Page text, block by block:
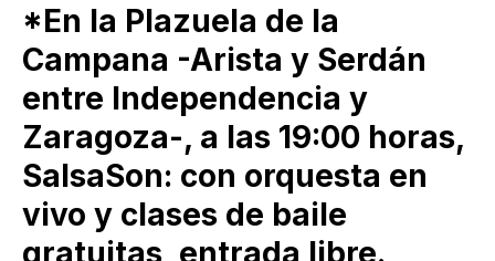
*En la Plazuela de la
Campana -Arista y Serdán
entre Independencia y
Zaragoza-, a las 19:00 horas,
SalsaSon: con orquesta en
vivo y clases de baile
gratuitas, entrada libre.